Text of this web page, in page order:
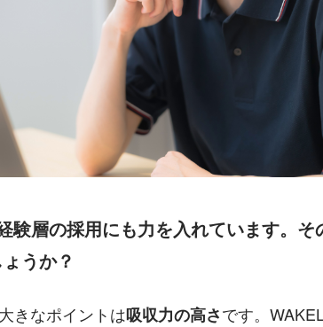
層の採用にも力を入れています。そ
うか？
きなポイントは吸収力の高さです。